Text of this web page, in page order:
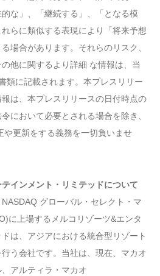
な」、「継続する」、「となる模
らに類似する表現により「将来予想
場合があります。それらのリスク、
他に関するより詳細 な情報は、当
類に記載されます。本プレスリリー
は、本プレスリリースの日付時点の
において必要とされる場合を除き、
や更新をする義務を一切負いませ
インメント・リミテッドについて
グローバル・セレクト・マ
に上場するメルコリゾーツ&エンタ
は、アジアにおける統合型リゾート
う会社です。当社は、現在、マカオ
アルティラ・マカオ